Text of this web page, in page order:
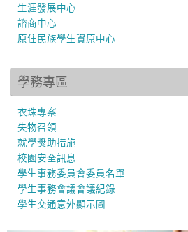
生涯發展中心
諮商中心
原住民族學生資原中心
學務專區
衣珠專案
失物召領
就學獎助措施
校園安全訊息
學生事務委員會委員名單
學生事務會議會議紀錄
學生交通意外顯示圖